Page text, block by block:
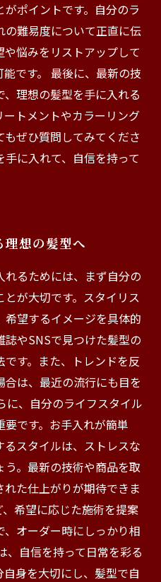
ポイントです。自分のラ
難易度について正直に伝
悩みをリストアップして
です。 最後に、最新の技
理想の髪型を手に入れる
トメントやカラーリング
ぜひ質問してみてくださ
に入れて、自信を持って
理想の髪型へ
るためには、まず自分の
が大切です。スタイリス
希望するイメージを具体的
やSNSで見つけた髪型の
す。また、トレンドを反
は、最近の流行にも目を
に、自分のライフスタイル
です。お手入れが簡単
スタイルは、ストレスな
う。最新の技術や商品を取
た仕上がりが期待できま
希望に応じた施術を提案
オーダー時にしっかり相
、自信を持って日常を彩る
身を大切にし、髪型で自